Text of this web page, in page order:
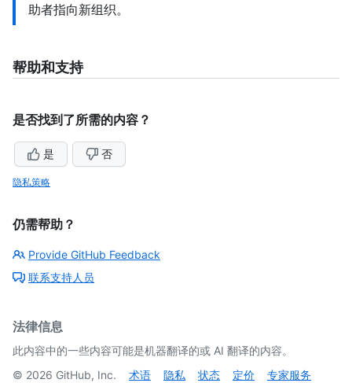
助者指向新组织。
帮助和支持
是否找到了所需的内容？
是 否
隐私策略
仍需帮助？
Provide GitHub Feedback
联系支持人员
法律信息
此内容中的一些内容可能是机器翻译的或 AI 翻译的内容。
© 2026 GitHub, Inc. 术语 隐私 状态 定价 专家服务